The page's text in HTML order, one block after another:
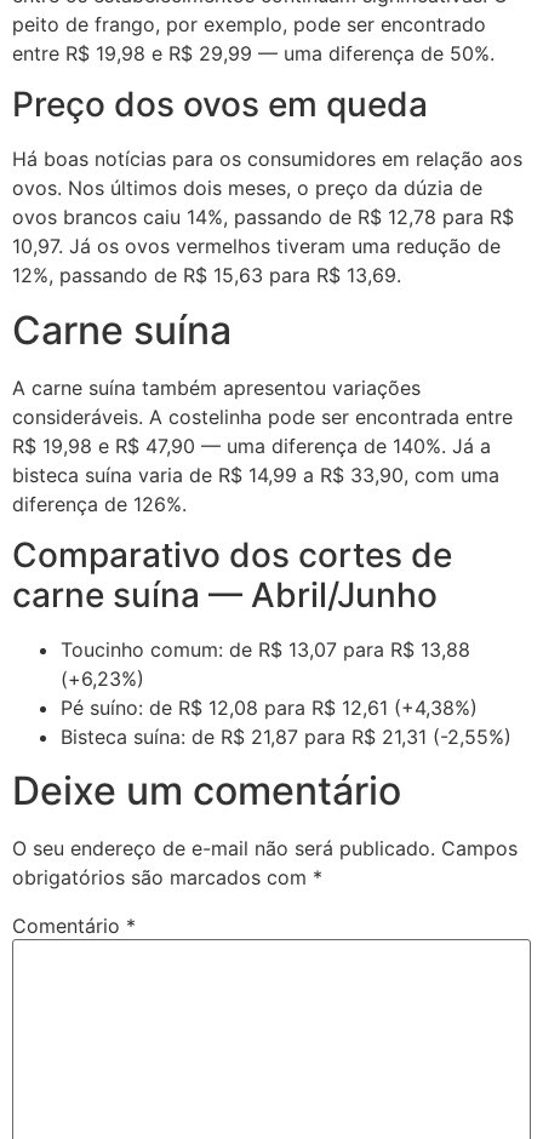
peito de frango, por exemplo, pode ser encontrado
entre R$ 19,98 e R$ 29,99 — uma diferença de 50%.
Preço dos ovos em queda
Há boas notícias para os consumidores em relação aos
ovos. Nos últimos dois meses, o preço da dúzia de
ovos brancos caiu 14%, passando de R$ 12,78 para R$
10,97. Já os ovos vermelhos tiveram uma redução de
12%, passando de R$ 15,63 para R$ 13,69.
Carne suína
A carne suína também apresentou variações
consideráveis. A costelinha pode ser encontrada entre
R$ 19,98 e R$ 47,90 — uma diferença de 140%. Já a
bisteca suína varia de R$ 14,99 a R$ 33,90, com uma
diferença de 126%.
Comparativo dos cortes de
carne suína — Abril/Junho
Toucinho comum: de R$ 13,07 para R$ 13,88
(+6,23%)
Pé suíno: de R$ 12,08 para R$ 12,61 (+4,38%)
Bisteca suína: de R$ 21,87 para R$ 21,31 (-2,55%)
Deixe um comentário
O seu endereço de e-mail não será publicado. Campos
obrigatórios são marcados com *
Comentário *